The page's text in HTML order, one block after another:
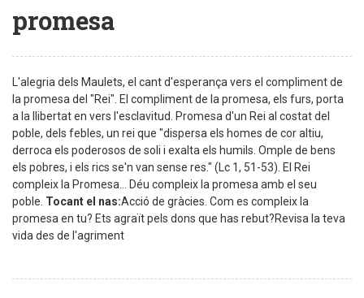
promesa
L'alegria dels Maulets, el cant d'esperança vers el compliment de
la promesa del "Rei". El compliment de la promesa, els furs, porta
a la llibertat en vers l'esclavitud. Promesa d'un Rei al costat del
poble, dels febles, un rei que "dispersa els homes de cor altiu,
derroca els poderosos de soli i exalta els humils. Omple de bens
els pobres, i els rics se'n van sense res." (Lc 1, 51-53). El Rei
compleix la Promesa... Déu compleix la promesa amb el seu
poble. Tocant el nas:Acció de gràcies. Com es compleix la
promesa en tu? Ets agraït pels dons que has rebut?Revisa la teva
vida des de l'agriment